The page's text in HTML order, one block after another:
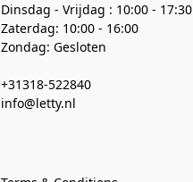
Dinsdag - Vrijdag : 10:00 - 17:30
Zaterdag: 10:00 - 16:00
Zondag: Gesloten
+31318-522840
info@letty.nl